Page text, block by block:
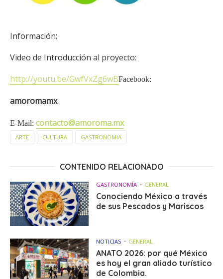
Información:
Video de Introducción al proyecto:
http://youtu.be/GwfVxZg6wBFacebook:
amoromamx
E-Mail: contacto@amoroma.mx
ARTE CULTURA GASTRONOMIA
CONTENIDO RELACIONADO
GASTRONOMÍA GENERAL
Conociendo México a través
de sus Pescados y Mariscos
NOTICIAS GENERAL
ANATO 2026: por qué México
es hoy el gran aliado turístico
de Colombia.